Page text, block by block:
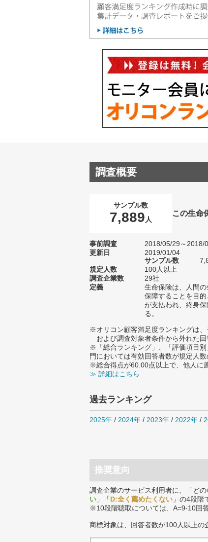
調査概要
サンプル数
7,889 人
この生命
事前調査
2018/05/29～2018/
更新日
2019/01/04
サンプル数
規定人数
100人以上
調査企業数
29社
定義
生命保険は、人間
保障することを目
が支払われ、終身
る。
※オリコン顧客満足度ランキングは、
および調査対象者条件から外れた回
※「総合ランキング」、「評価項目
門においては有効回答者数が規定人
※総合得点が60.00点以上で、他人に
≫ 詳細はこちら
過去ランキング
2025年 / 2024年 / 2023年 / 2022年 /
推奨意向
調査企業のサービス利用者に、「ど
い 」「D:全く薦めたくない 」の4段階
※10段階聴取については、A=9-10回
商標対象は、回答者数が100人以上の